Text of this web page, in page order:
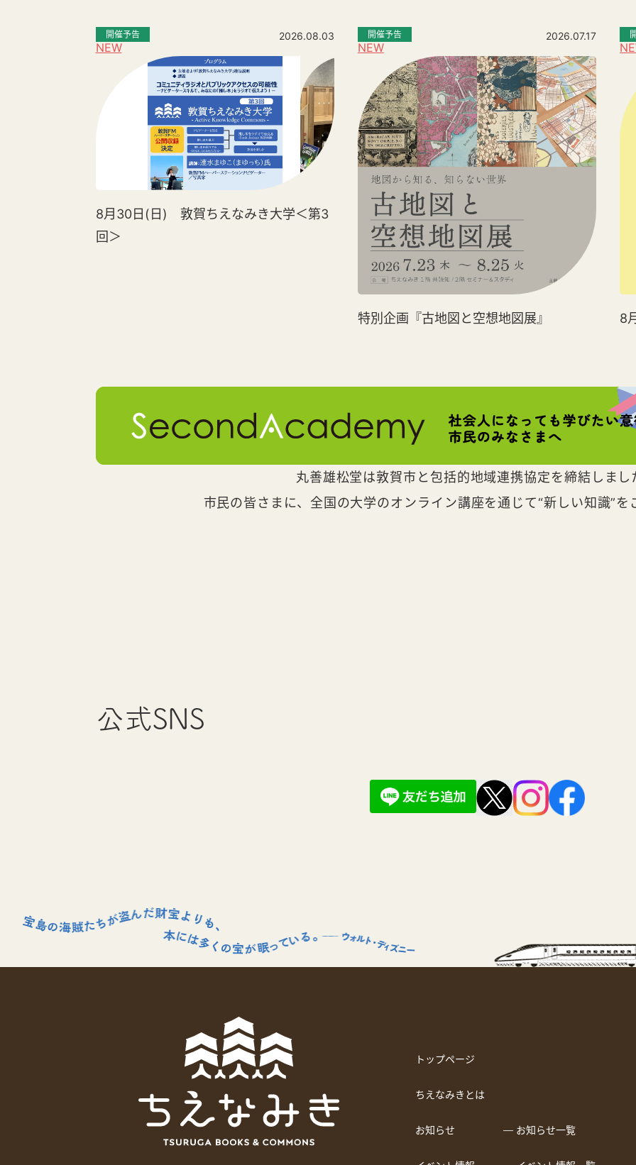
NEW
開催予告 2026.08.03
8月30日(日) 敦賀ちえなみき大学＜第3
回＞
NEW
開催予告 2026.07.17
特別企画『古地図と空想地図展』 8
丸善雄松堂は敦賀市と包括的地域連携協定を締結しまし
市民の皆さまに、全国の大学のオンライン講座を通じて“新しい知識”を
公式SNS
トップページ
ちえなみきとは
お知らせ ― お知らせ一覧